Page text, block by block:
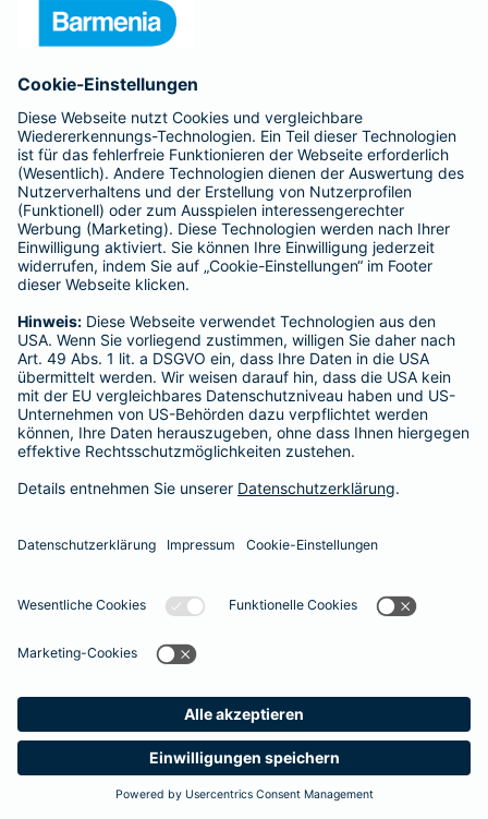
Suche Produkte
Barmenia
Um Ihnen die Auswahl der Anbieter zu erleichtern, haben wir vorab
Anbieter verglichen, getestet und Vorteile für Sie vereinbart. Sowohl
bei FirstVet als auch bei Pfotendoctor profitieren Sie von einer
Direktabrechnung. Die Kosten werden also direkt zwischen dem
Anbieter und uns abgerechnet.
Für mehr Infos zu den Anbietern klicken Sie auf die Logos.
365 Tage / 24 Stunden
365 Tage / 24 Stunden